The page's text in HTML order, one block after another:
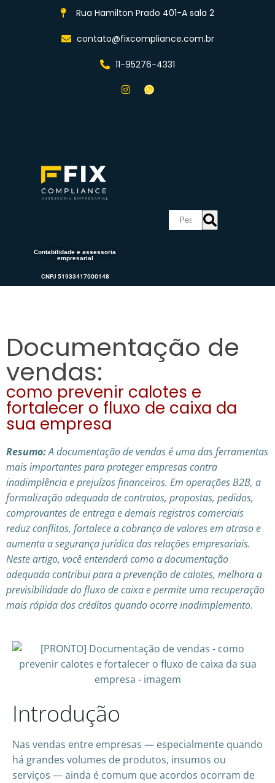
Rua Hamilton Prado 401-A sala 2
contato@fixcompliance.com.br
11-95276-4331
Contabilidade e assessoria
empresarial
CNPJ 51933417000148
Documentação de
vendas:
como prevenir calotes e
fortalecer o fluxo de caixa da
sua empresa
Resumo:A documentação de vendas é uma das ferramentas
mais importantes para proteger empresas contra
inadimplência e prejuízos financeiros. Em operações B2B, a
formalização adequada de contratos, propostas, pedidos,
comprovantes de entrega e demais registros comerciais
reduz conflitos, fortalece a cobrança de valores em atraso e
aumenta a segurança jurídica das relações empresariais.
Neste artigo, você entenderá como a documentação
adequada contribui para a prevenção de calotes, melhora a
previsibilidade do fluxo de caixa e permite uma recuperação
mais rápida dos créditos quando ocorre inadimplemento.
Introdução
Nas vendas entre empresas — especialmente quando
há grandes volumes de produtos, insumos ou
serviços — ainda é comum que acordos ocorram de